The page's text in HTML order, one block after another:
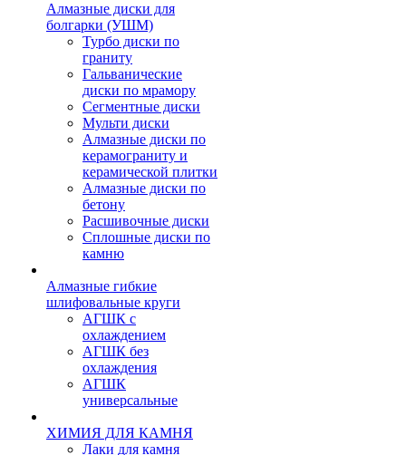
Алмазные диски для
болгарки (УШМ)
Турбо диски по
граниту
Гальванические
диски по мрамору
Сегментные диски
Мульти диски
Алмазные диски по
керамограниту и
керамической плитки
Алмазные диски по
бетону
Расшивочные диски
Сплошные диски по
камню
Алмазные гибкие
шлифовальные круги
АГШК с
охлаждением
АГШК без
охлаждения
АГШК
универсальные
ХИМИЯ ДЛЯ КАМНЯ
Лаки для камня